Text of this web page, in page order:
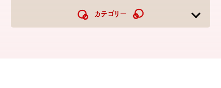
2023
カテゴリー